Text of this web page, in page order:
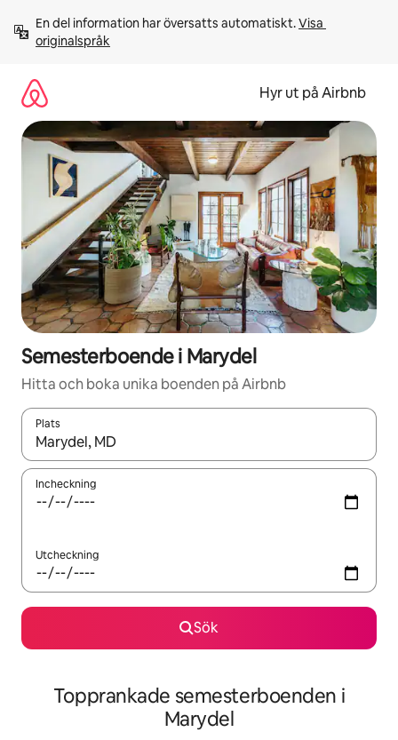
innehåll
En del information har översatts automatiskt. Visa
originalspråk
Hyr ut på Airbnb
Semesterboende i Marydel
Hitta och boka unika boenden på Airbnb
Plats
När resultaten är tillgängliga kan du navigera med upp- och
Incheckning
Utcheckning
Sök
Topprankade semesterboenden i
Marydel